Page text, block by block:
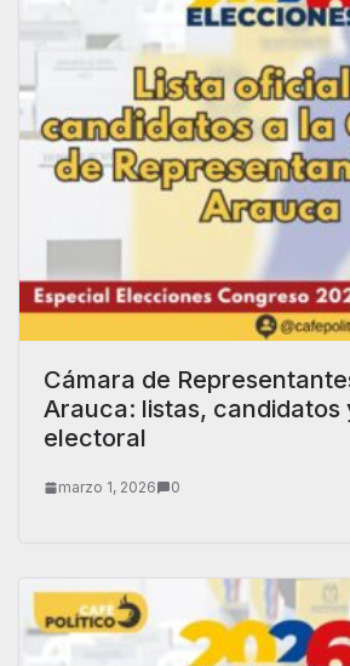
Cámara de
Arauca: listas, candidatos
electoral
marzo 1, 2026 0